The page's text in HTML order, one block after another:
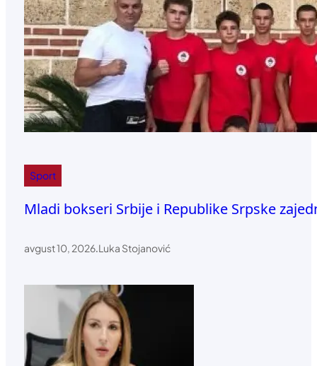
Sport
Mladi bokseri Srbije i Republike Srpske
avgust 10, 2026.Luka Stojanović